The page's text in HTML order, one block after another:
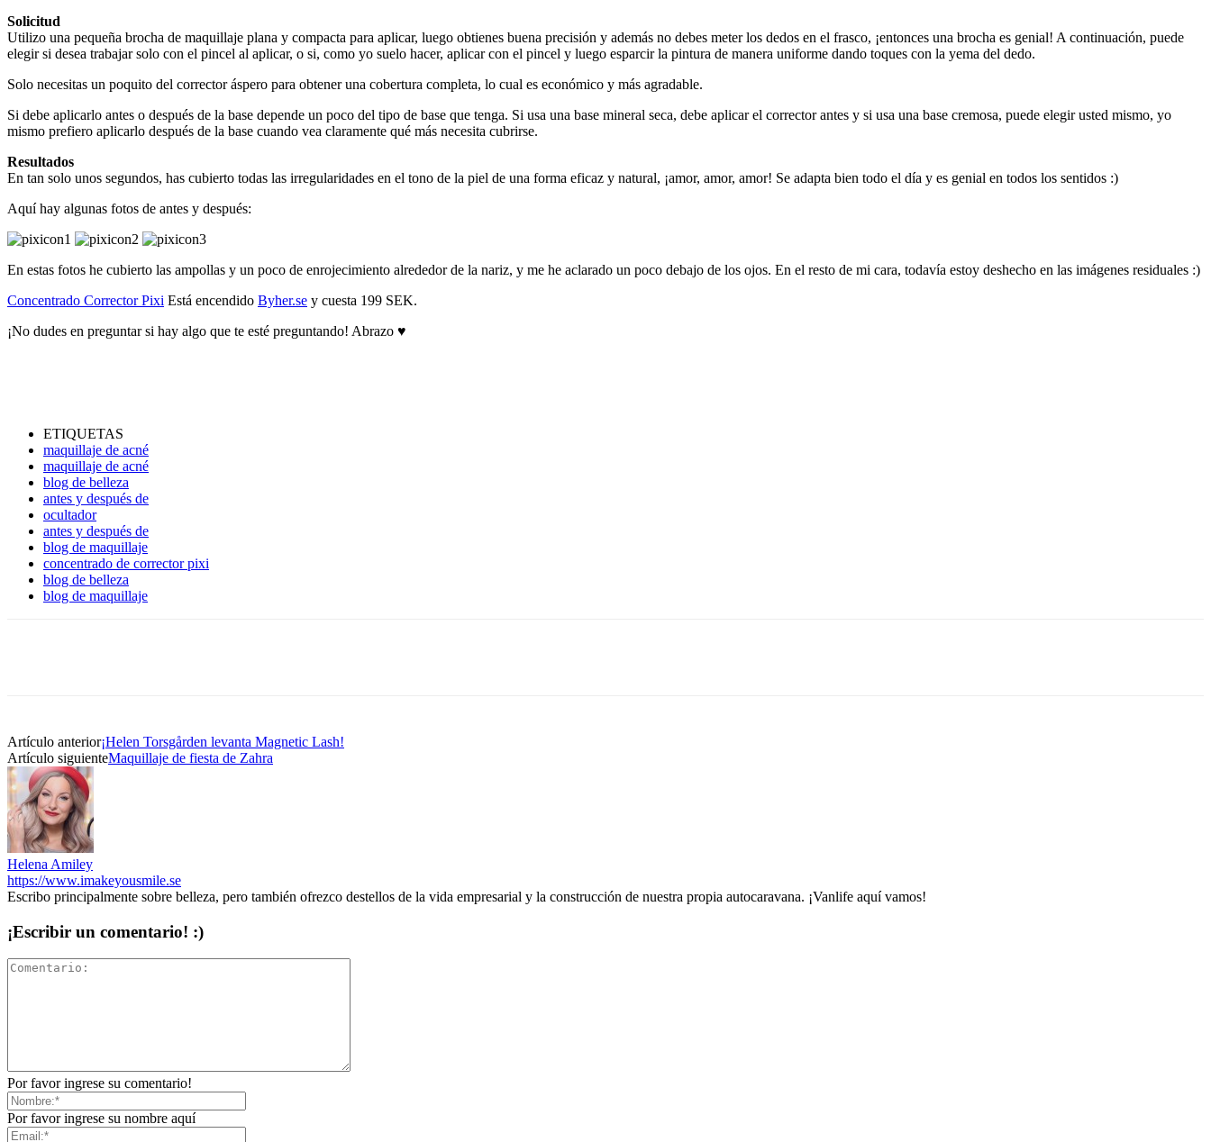
Solicitud
Utilizo una pequeña brocha de maquillaje plana y compacta para aplicar, luego obtienes buena precisión y además no debes meter los dedos en el frasco, ¡entonces una brocha es genial! A continuación, puede
elegir si desea trabajar solo con el pincel al aplicar, o si, como yo suelo hacer, aplicar con el pincel y luego esparcir la pintura de manera uniforme dando toques con la yema del dedo.
Solo necesitas un poquito del corrector áspero para obtener una cobertura completa, lo cual es económico y más agradable.
Si debe aplicarlo antes o después de la base depende un poco del tipo de base que tenga. Si usa una base mineral seca, debe aplicar el corrector antes y si usa una base cremosa, puede elegir usted mismo, yo
mismo prefiero aplicarlo después de la base cuando vea claramente qué más necesita cubrirse.
Resultados
En tan solo unos segundos, has cubierto todas las irregularidades en el tono de la piel de una forma eficaz y natural, ¡amor, amor, amor! Se adapta bien todo el día y es genial en todos los sentidos :)
Aquí hay algunas fotos de antes y después:
En estas fotos he cubierto las ampollas y un poco de enrojecimiento alrededor de la nariz, y me he aclarado un poco debajo de los ojos. En el resto de mi cara, todavía estoy deshecho en las imágenes residuales :)
Concentrado Corrector Pixi Está encendido Byher.se y cuesta 199 SEK.
¡No dudes en preguntar si hay algo que te esté preguntando! Abrazo ♥
ETIQUETAS
maquillaje de acné
maquillaje de acné
blog de belleza
antes y después de
ocultador
antes y después de
blog de maquillaje
concentrado de corrector pixi
blog de belleza
blog de maquillaje
Artículo anterior¡Helen Torsgården levanta Magnetic Lash!
Artículo siguienteMaquillaje de fiesta de Zahra
Helena Amiley
https://www.imakeyousmile.se
Escribo principalmente sobre belleza, pero también ofrezco destellos de la vida empresarial y la construcción de nuestra propia autocaravana. ¡Vanlife aquí vamos!
¡Escribir un comentario! :)
Por favor ingrese su comentario!
Por favor ingrese su nombre aquí